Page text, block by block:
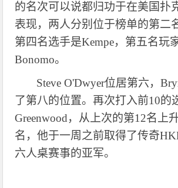
的名次可以说都归功于在美国扑
表现，两人分别位于榜单的第二
第四名选手是Kempe，第五名玩
Bonomo。
Steve O'Dwyer位居第六，
了第八的位置。再次打入前10的
Greenwood，从上次的第12名上
名，他于一周之前取得了传奇
六人桌赛事的亚军。